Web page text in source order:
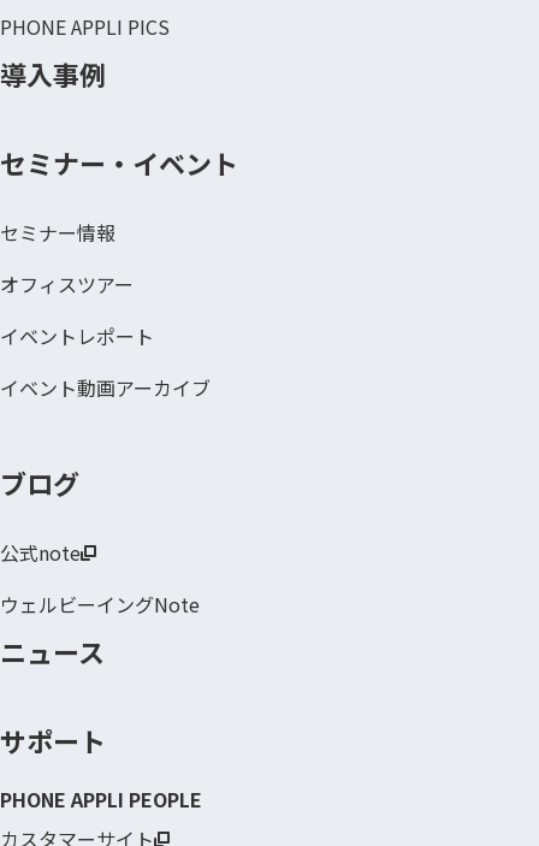
PHONE APPLI PICS
導入事例
セミナー・イベント
セミナー情報
オフィスツアー
イベントレポート
イベント動画アーカイブ
ブログ
公式note
ウェルビーイングNote
ニュース
サポート
PHONE APPLI PEOPLE
カスタマーサイト